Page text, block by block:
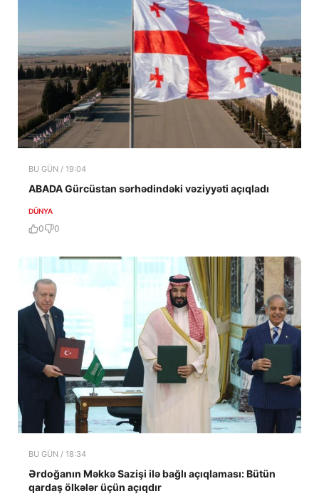
BU GÜN / 19:04
ABADA Gürcüstan sərhədindəki vəziyyəti açıqladı
DÜNYA
0 0
BU GÜN / 18:34
Ərdoğanın Məkkə Sazişi ilə bağlı açıqlaması: Bütün
qardaş ölkələr üçün açıqdır